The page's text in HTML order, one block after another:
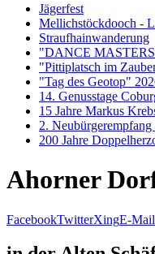
Jägerfest
Mellichstöckdooch -
Straufhainwanderung
"DANCE
"Pittiplatsch im
"Tag des Geotop"
14. Genusstage
15 Jahre Markus
2.
200 Jahre
Ahorner
FacebookTwitterXingE-Mail